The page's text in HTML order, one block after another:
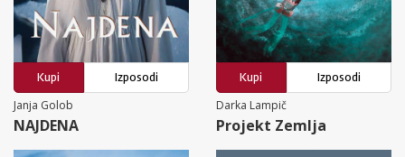
Kupi
Izposodi
Janja Golob
NAJDENA
Kupi
Izposodi
Darka Lampič
Projekt Zemlja